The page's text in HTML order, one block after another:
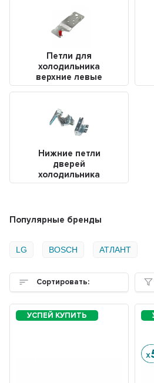
Петли для
холодильника
верхние левые
Нижние петли
дверей
холодильника
Популярные бренды
LG BOSCH АТЛАНТ
Сортировать: